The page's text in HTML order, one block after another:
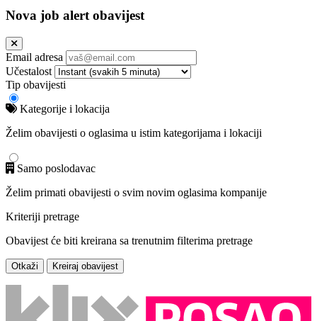
Nova job alert obavijest
Email adresa
Učestalost
Tip obavijesti
Kategorije i lokacija
Želim obavijesti o oglasima u istim kategorijama i lokaciji
Samo poslodavac
Želim primati obavijesti o svim novim oglasima kompanije
Kriteriji pretrage
Obavijest će biti kreirana sa trenutnim filterima pretrage
Otkaži Kreiraj obavijest